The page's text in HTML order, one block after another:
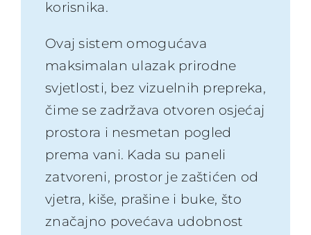
korisnika.
Ovaj sistem omogućava
maksimalan ulazak prirodne
svjetlosti, bez vizuelnih prepreka,
čime se zadržava otvoren osjećaj
prostora i nesmetan pogled
prema vani. Kada su paneli
zatvoreni, prostor je zaštićen od
vjetra, kiše, prašine i buke, što
značajno povećava udobnost